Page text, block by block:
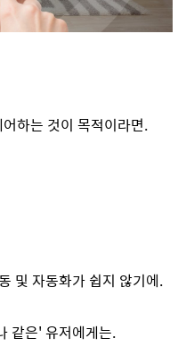
하는 것이 목적이라면.
및 자동화가 쉽지 않기에.
같은' 유저에게는.